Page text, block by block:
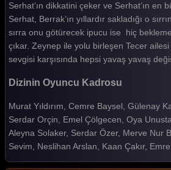
Tüm Bölümleri Göster
Serhat’ın dikkatini çeker ve Serhat’ın en
Serhat, Berrak’ın yıllardır sakladığı o
sırra onu götürecek ipucu ise hiç
çıkar. Zeynep ile yolu birleşen Tecer
sevgisi karşısında hepsi yavaş yavaş
Dizinin Oyuncu Kadrosu
Murat Yıldırım, Cemre Baysel, Gülenay
Serdar Orçin, Emel Çölgecen, Oya
Aleyna Solaker, Serdar Özer, Merve Nur
Sevim, Neslihan Arslan, Kaan Çakır, Emre